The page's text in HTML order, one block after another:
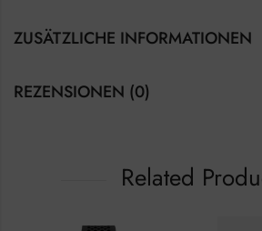
ZUSÄTZLICHE INFORMATIONEN
REZENSIONEN (0)
Related